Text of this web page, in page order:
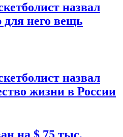
назвал
него вещь
назвал
жизни в России